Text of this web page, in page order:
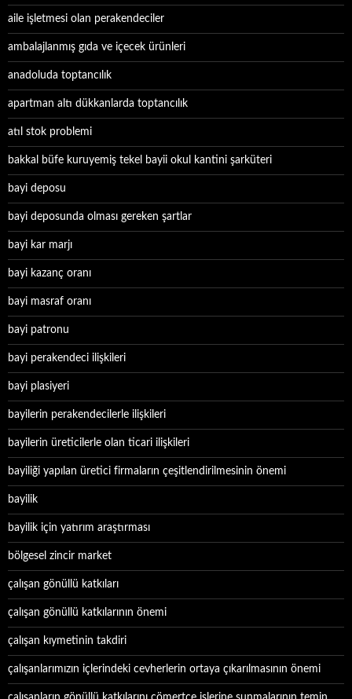
aile işletmesi olan perakendeciler
ambalajlanmış gıda ve içecek ürünleri
anadoluda toptancılık
apartman altı dükkanlarda toptancılık
atıl stok problemi
bakkal büfe kuruyemiş tekel bayii okul kantini şarküteri
bayi deposu
bayi deposunda olması gereken şartlar
bayi kar marjı
bayi kazanç oranı
bayi masraf oranı
bayi patronu
bayi perakendeci ilişkileri
bayi plasiyeri
bayilerin perakendecilerle ilişkileri
bayilerin üreticilerle olan ticari ilişkileri
bayiliği yapılan üretici firmaların çeşitlendirilmesinin önemi
bayilik
bayilik için yatırım araştırması
bölgesel zincir market
çalışan gönüllü katkıları
çalışan gönüllü katkılarının önemi
çalışan kıymetinin takdiri
çalışanlarımızın içlerindeki cevherlerin ortaya çıkarılmasının önemi